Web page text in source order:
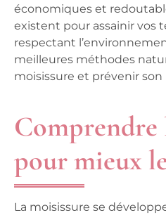
économiques et
existent pour assainir vos
respectant
meilleures méthodes
moisissure et prévenir
Comprendre
pour mieux
La moisissure se